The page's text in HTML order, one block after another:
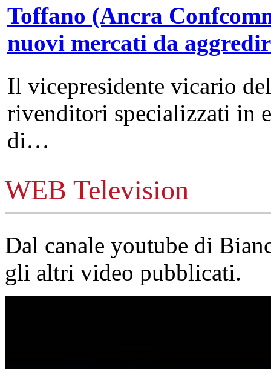
Toffano (Ancra
nuovi mercati da
Il vicepresidente vicario
rivenditori specializzati in
di…
WEB Television
Dal canale youtube di
gli altri video pubblicati.